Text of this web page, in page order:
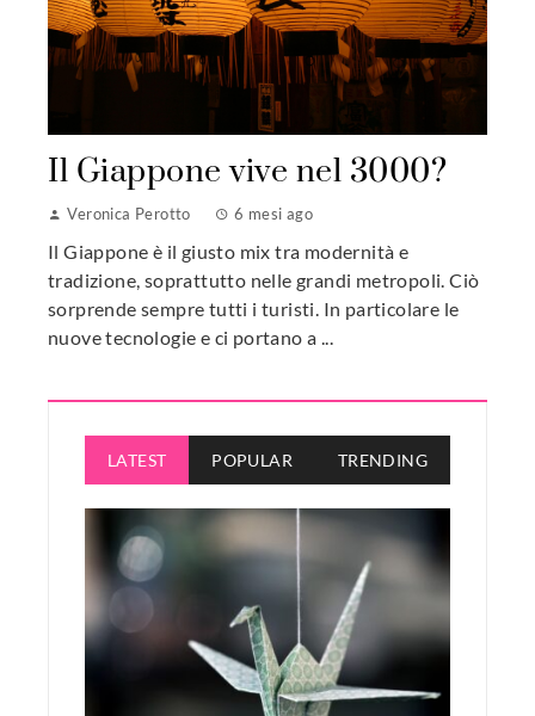
Il Giappone vive nel 3000?
Veronica Perotto 6 mesi ago
Il Giappone è il giusto mix tra modernità e
tradizione, soprattutto nelle grandi metropoli. Ciò
sorprende sempre tutti i turisti. In particolare le
nuove tecnologie e ci portano a ...
LATEST POPULAR TRENDING